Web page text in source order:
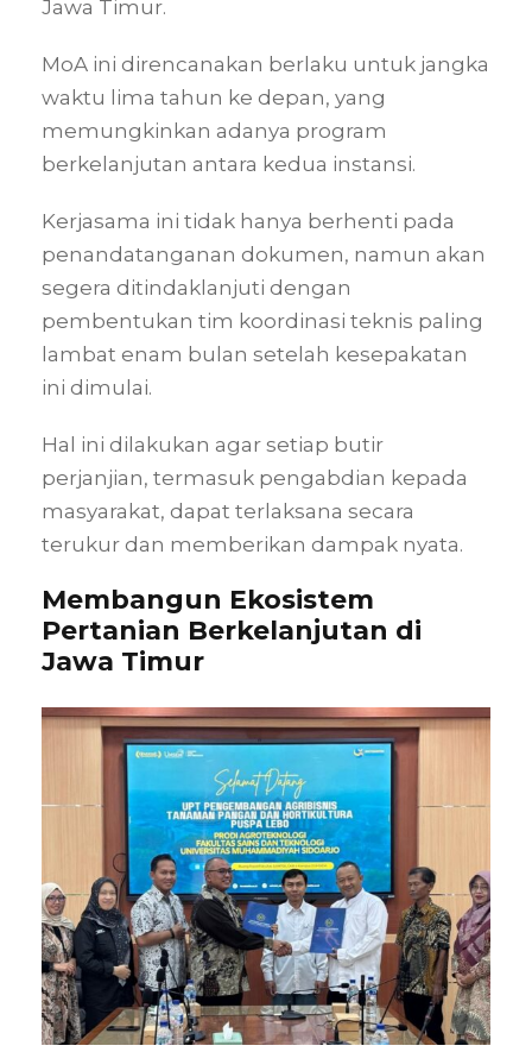
Jawa Timur.
MoA ini direncanakan berlaku untuk jangka
waktu lima tahun ke depan, yang
memungkinkan adanya program
berkelanjutan antara kedua instansi.
Kerjasama ini tidak hanya berhenti pada
penandatanganan dokumen, namun akan
segera ditindaklanjuti dengan
pembentukan tim koordinasi teknis paling
lambat enam bulan setelah kesepakatan
ini dimulai.
Hal ini dilakukan agar setiap butir
perjanjian, termasuk pengabdian kepada
masyarakat, dapat terlaksana secara
terukur dan memberikan dampak nyata.
Membangun Ekosistem
Pertanian Berkelanjutan di
Jawa Timur